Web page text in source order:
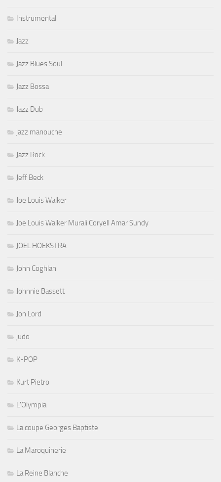
Instrumental
Jazz
Jazz Blues Soul
Jazz Bossa
Jazz Dub
jazz manouche
Jazz Rock
Jeff Beck
Joe Louis Walker
Joe Louis Walker Murali Coryell Amar Sundy
JOEL HOEKSTRA
John Coghlan
Johnnie Bassett
Jon Lord
judo
K-POP
Kurt Pietro
L'Olympia
La coupe Georges Baptiste
La Maroquinerie
La Reine Blanche